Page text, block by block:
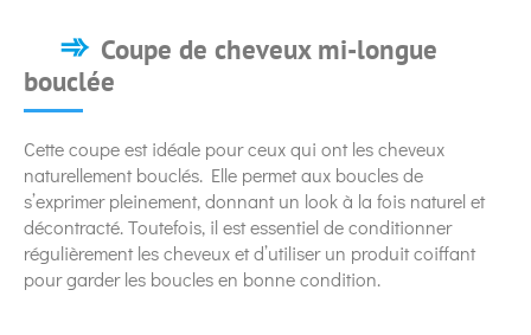
Coupe de cheveux mi-longue
bouclée
Cette coupe est idéale pour ceux qui ont les cheveux
naturellement bouclés. Elle permet aux boucles de
s’exprimer pleinement, donnant un look à la fois naturel et
décontracté. Toutefois, il est essentiel de conditionner
régulièrement les cheveux et d’utiliser un produit coiffant
pour garder les boucles en bonne condition.